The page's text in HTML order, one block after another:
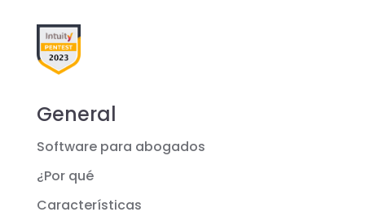
General
Software para abogados
¿Por qué
Características